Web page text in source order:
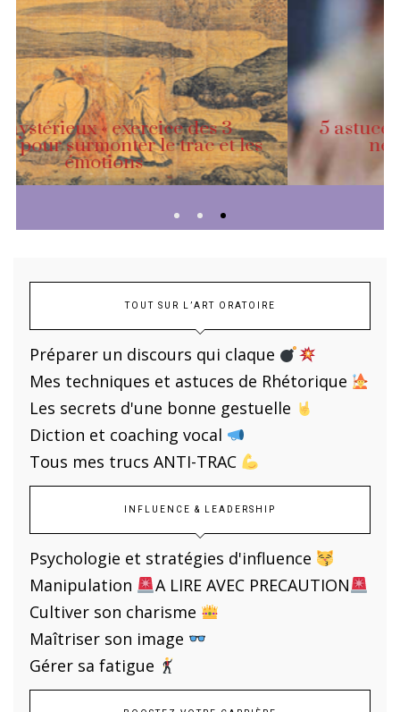
5 astuces pour réagir (même si vous
ne savez pas quoi dire !)
TOUT SUR L’ART ORATOIRE
Préparer un discours qui claque
Mes techniques et astuces de Rhétorique
Les secrets d'une bonne gestuelle
Diction et coaching vocal
Tous mes trucs ANTI-TRAC
INFLUENCE & LEADERSHIP
Psychologie et stratégies d'influence
Manipulation
A LIRE AVEC PRECAUTION
Cultiver son charisme
Maîtriser son image
Gérer sa fatigue